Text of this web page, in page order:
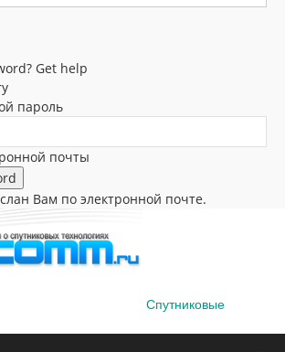
Get help
пароль
почты
Вам по электронной почте.
Спутниковые